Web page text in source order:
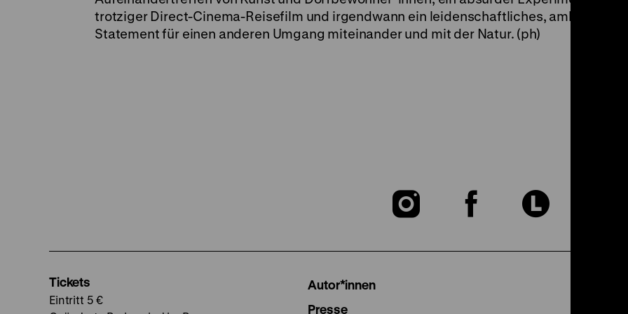
trotziger Direct-Cinema-Reisefilm und irgendwann ein leidenschaftliches, ambivalentes
Statement für einen anderen Umgang miteinander und mit der Natur. (ph)
Zu
Zu
Zu
Tickets
Eintritt 5 €
Autor*innen
Presse